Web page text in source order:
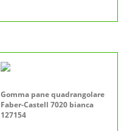
Gomma pane quadrangolare
Faber-Castell 7020 bianca
127154